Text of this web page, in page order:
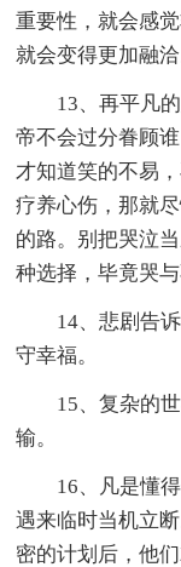
重要性，就会感
就会变得更加融洽
13、再平凡的
帝不会过分眷顾
才知道笑的不易
疗养心伤，那就
的路。别把哭泣
种选择，毕竟哭
14、悲剧告诉
守幸福。
15、复杂的世
输。
16、凡是懂得
遇来临时当机立
密的计划后，他